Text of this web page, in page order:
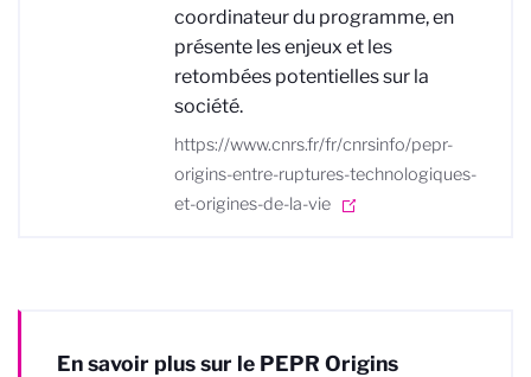
coordinateur du programme, en
présente les enjeux et les
retombées potentielles sur la
société.
https://www.cnrs.fr/fr/cnrsinfo/pepr-
origins-entre-ruptures-technologiques-
et-origines-de-la-vie
En savoir plus sur le PEPR Origins